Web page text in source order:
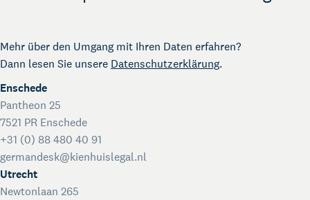
Mehr über den Umgang mit Ihren Daten erfahren?
Dann lesen Sie unsere Datenschutzerklärung.
Enschede
Pantheon 25
7521 PR Enschede
+31 (0) 88 480 40 91
germandesk@kienhuislegal.nl
Utrecht
Newtonlaan 265